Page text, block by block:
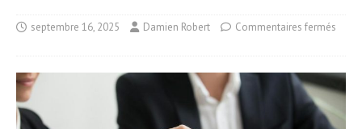
septembre 16, 2025 Damien Robert Commentaires fermés